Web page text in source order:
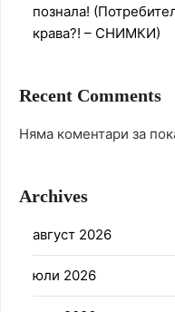
познала!
крава?! – СНИМКИ)
Recent Comments
Няма коментари за
Archives
август 2026
юли 2026